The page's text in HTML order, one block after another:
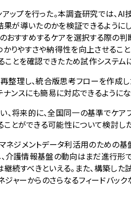
ップを行った。本調査研究では、AI
果が導いたのかを検証できるように
のおすすめするケアを選択する際の判
りやすさや納得性を向上させるこ
とを確認できたため試作システム
理し、統合版思考フローを作成し
ンスにも簡易に対応できるようにな
将来的に、全国同一の基準でケア
とができる可能性について検討した
ネジメントデータ利活用のための
介護情報基盤の動向はまだ進行形
続すべきといえる。また、構築した
ャーからのさらなるフィードバッ